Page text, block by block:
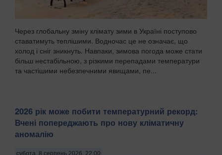
Через глобальну зміну клімату зими в Україні поступово
ставатимуть теплішими. Водночас це не означає, що
холод і сніг зникнуть. Навпаки, зимова погода може стати
більш нестабільною, з різкими перепадами температури
та частішими небезпечними явищами, пе...
2026 рік може побити температурний рекорд:
Вчені попереджають про нову кліматичну
аномалію
субота, 8 серпень 2026, 22:00